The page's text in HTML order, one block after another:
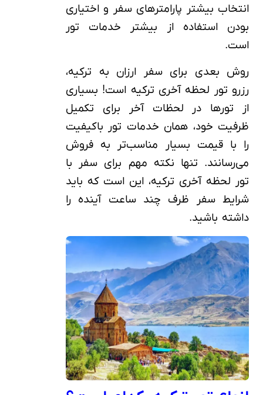
انتخاب بیشتر پارامترهای سفر و اختیاری
بودن استفاده از بیشتر خدمات تور
است.
روش بعدی برای سفر ارزان به ترکیه،
رزرو تور لحظه آخری ترکیه است! بسیاری
از تورها در لحظات آخر برای تکمیل
ظرفیت خود، همان خدمات تور باکیفیت
را با قیمت بسیار مناسب‌تر به فروش
می‌رسانند. تنها نکته مهم برای سفر با
تور لحظه آخری ترکیه، این است که باید
شرایط سفر ظرف چند ساعت آینده را
داشته باشید.